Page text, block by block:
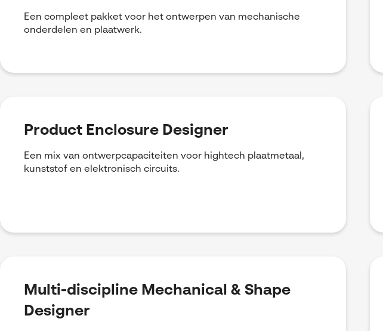
Een compleet pakket voor het ontwerpen van mechanische
onderdelen en plaatwerk.
Product Enclosure Designer
Een mix van ontwerpcapaciteiten voor hightech plaatmetaal,
kunststof en elektronisch circuits.
Multi-discipline Mechanical & Shape
Designer